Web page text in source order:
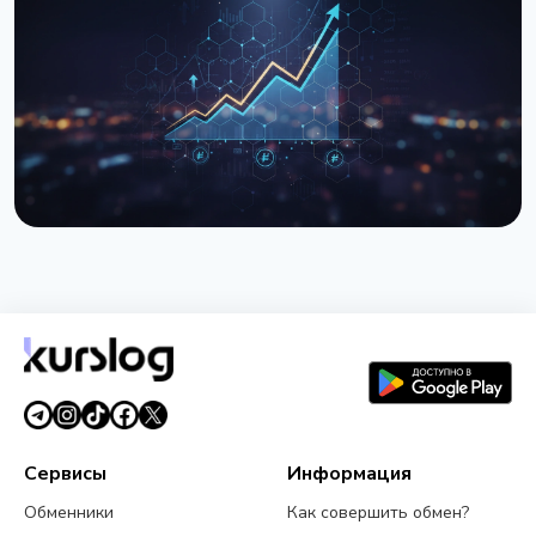
готовит второе чтение
26 марта 2026 г.3 мин чтения
26 марта 2026 г.3 мин чтения
Сервисы
Обменники
Информация
Как совершить обмен?